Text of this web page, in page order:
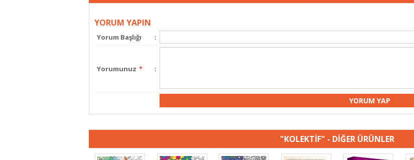
YORUM YAPIN
Yorum Başlığı :
Yorumunuz * :
"KOLEKTİF" - DİĞER ÜRÜNLER